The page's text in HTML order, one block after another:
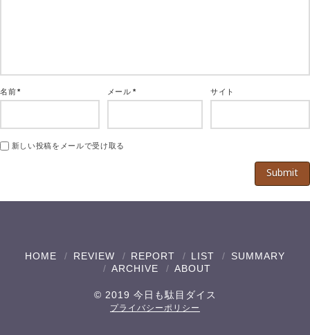
名前* メール* サイト
新しい投稿をメールで受け取る
HOME REVIEW REPORT LIST
SUMMARY
ARCHIVE
ABOUT
© 2019 今日も駄目ダイス
プライバシーポリシー